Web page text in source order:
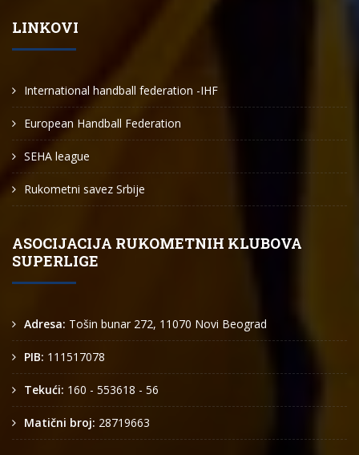
LINKOVI
International handball federation -IHF
European Handball Federation
SEHA league
Rukometni savez Srbije
ASOCIJACIJA RUKOMETNIH KLUBOVA
SUPERLIGE
Adresa: Tošin bunar 272, 11070 Novi Beograd
PIB: 111517078
Tekući: 160 - 553618 - 56
Matični broj: 28719663